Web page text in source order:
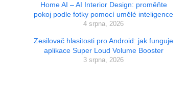
Home AI – AI Interior Design: proměňte
pokoj podle fotky pomocí umělé inteligence
4 srpna, 2026
Zesilovač hlasitosti pro Android: jak funguje
aplikace Super Loud Volume Booster
3 srpna, 2026